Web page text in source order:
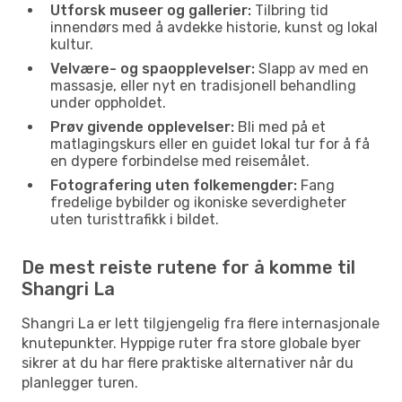
Utforsk museer og gallerier: Tilbring tid
innendørs med å avdekke historie, kunst og lokal
kultur.
Velvære- og spaopplevelser: Slapp av med en
massasje, eller nyt en tradisjonell behandling
under oppholdet.
Prøv givende opplevelser: Bli med på et
matlagingskurs eller en guidet lokal tur for å få
en dypere forbindelse med reisemålet.
Fotografering uten folkemengder: Fang
fredelige bybilder og ikoniske severdigheter
uten turisttrafikk i bildet.
De mest reiste rutene for å komme til
Shangri La
Shangri La er lett tilgjengelig fra flere internasjonale
knutepunkter. Hyppige ruter fra store globale byer
sikrer at du har flere praktiske alternativer når du
planlegger turen.